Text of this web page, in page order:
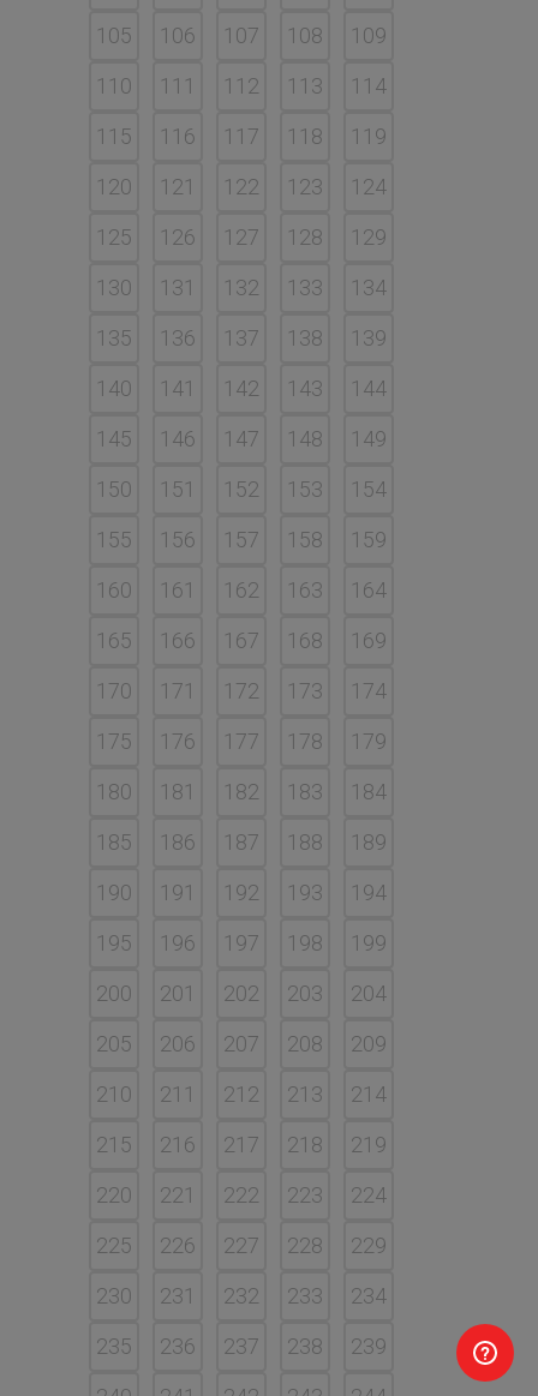
105
106 107 108
109
110
111 112 113
114
115
116 117 118
119
120
121 122 123
124
125
126 127 128
129
130
131 132 133
134
135
136 137 138
139
140
141 142 143
144
145
146 147 148
149
150
151 152 153
154
155
156 157 158
159
160
161 162 163
164
165
166 167 168
169
170
171 172 173
174
175
176 177 178
179
180
181 182 183
184
185
186 187 188
189
190
191 192 193
194
195
196 197 198
199
200
201 202 203
204
205
206 207 208
209
210
211 212 213
214
215
216 217 218
219
220
221 222 223
224
225
226 227 228
229
230
231 232 233
234
235
236 237 238
239